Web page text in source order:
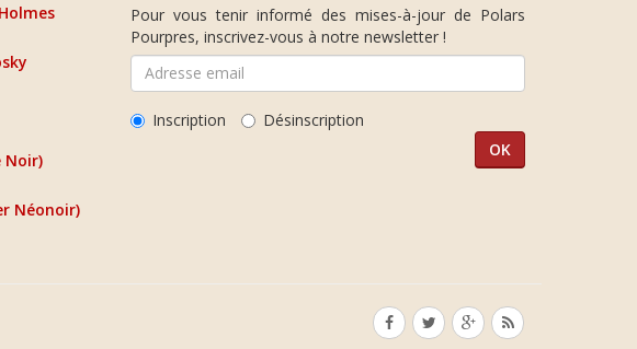
Noir)
Néonoir)
Pour vous tenir informé des mises-à-jour de Polars
Pourpres, inscrivez-vous à notre newsletter !
Inscription Désinscription